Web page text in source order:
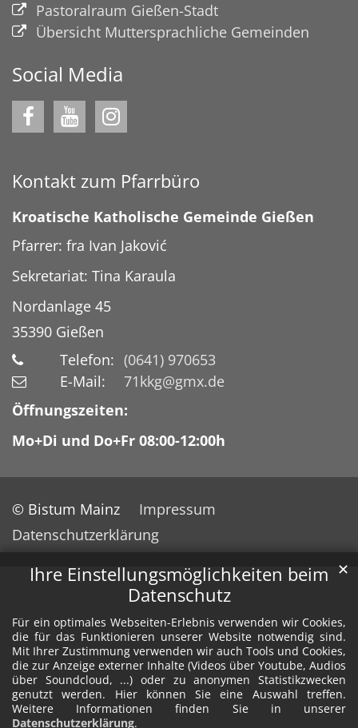
Ihre Einstellungsmöglichkeiten beim
Datenschutz
Für ein optimales Webseiten-Erlebnis verwenden wir Cookies,
die für das Funktionieren unserer Website notwendig sind.
Mit Ihrer Zustimmung verwenden wir auch Tools und Cookies,
die zur Anzeige externer Inhalte (Videos über Youtube, Audios
über Soundcloud, ...) oder zu anonymen Statistikzwecken
genutzt werden. Hier können Sie eine Auswahl treffen.
Weitere Informationen finden Sie in unserer
Datenschutzerklärung.
✕
Pastoralraum Gießen-Stadt
Übersicht Muttersprachliche Gemeinden
Social Media
Kontakt zum Pfarrbüro
Kroatische Katholische Gemeinde Gießen
Pfarrer: fra Ivan Jaković
Sekretariat: Tina Karaula
Nordanlage 45
35390 Gießen
Telefon: (0641) 970653
E-Mail:
71kkg@gmx.de
Öffnungszeiten:
Mo+Di und Do+Fr 08:00-12:00h
© Bistum Mainz
Impressum
Datenschutzerklärung